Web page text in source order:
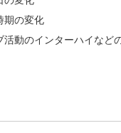
期の変化
活動のインターハイなど